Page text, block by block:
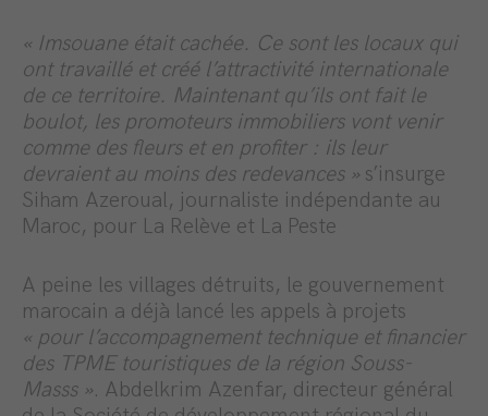
« Imsouane était cachée. Ce sont les locaux qui
ont travaillé et créé l’attractivité internationale
de ce territoire. Maintenant qu’ils ont fait le
boulot, les promoteurs immobiliers vont venir
comme des fleurs et en profiter : ils leur
devraient au moins des redevances » s’insurge
Siham Azeroual, journaliste indépendante au
Maroc, pour La Relève et La Peste
A peine les villages détruits, le gouvernement
marocain a déjà lancé les appels à projets
« pour l’accompagnement technique et financier
des TPME touristiques de la région Souss-
Masss ». Abdelkrim Azenfar, directeur général